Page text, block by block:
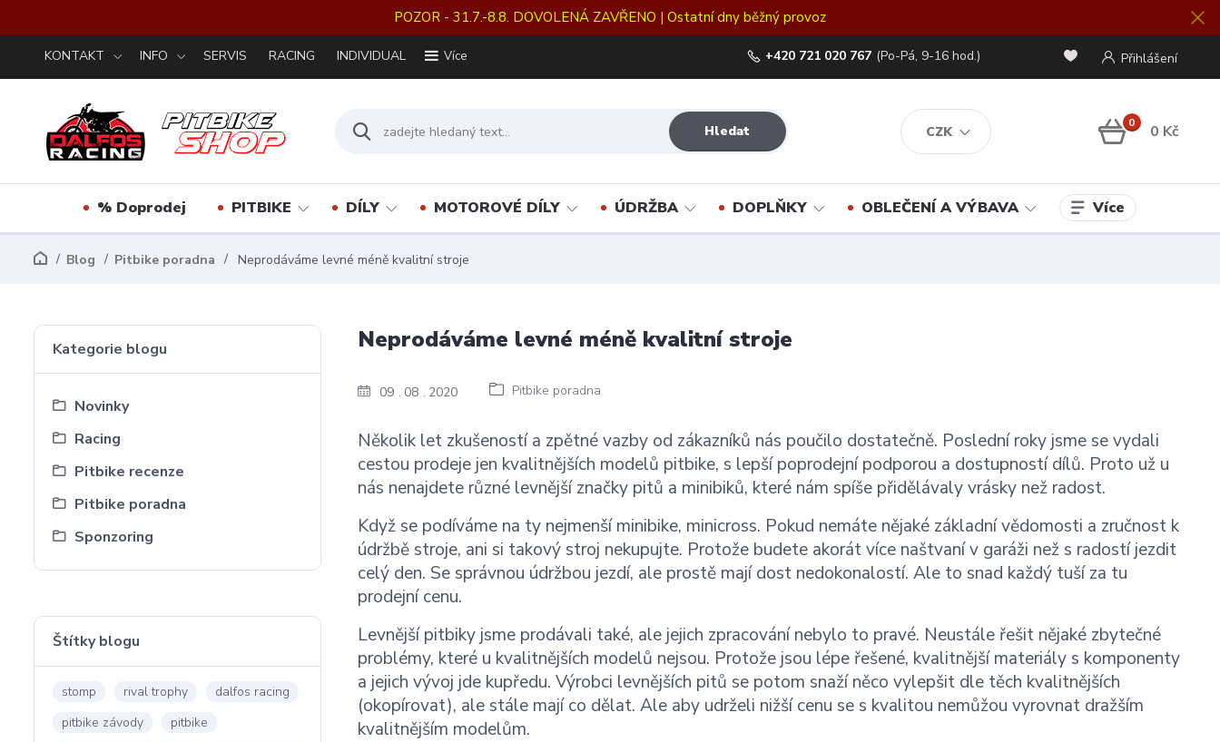
POZOR - 31.7.-8.8. DOVOLENÁ ZAVŘENO | Ostatní dny běžný provoz
KONTAKT INFO SERVIS RACING INDIVIDUAL Více
CZK
Přihlášení
Hledat
+420 721 020 767 (Po-Pá, 9-16 hod.)
0 0 Kč
% Doprodej PITBIKE DÍLY MOTOROVÉ DÍLY ÚDRŽBA DOPLŇKY OBLEČENÍ A VÝBAVA Více
Blog Pitbike poradna Neprodáváme levné méně kvalitní stroje
Kategorie blogu
Novinky
Racing
Pitbike recenze
Pitbike poradna
Sponzoring
Štítky blogu
stomp rival trophy
dalfos racing
pitbike závody
pitbike
09 08 2020 Pitbike poradna
Neprodáváme levné méně kvalitní stroje
Několik let zkušeností a zpětné vazby od zákazníků nás poučilo dostatečně. Poslední roky jsme se vydali
cestou prodeje jen kvalitnějších modelů pitbike, s lepší poprodejní podporou a dostupností dílů. Proto už u
nás nenajdete různé levnější značky pitů a minibiků, které nám spíše přidělávaly vrásky než radost.
Když se podíváme na ty nejmenší minibike, minicross. Pokud nemáte nějaké základní vědomosti a zručnost k
údržbě stroje, ani si takový stroj nekupujte. Protože budete akorát více naštvaní v garáži než s radostí jezdit
celý den. Se správnou údržbou jezdí, ale prostě mají dost nedokonalostí. Ale to snad každý tuší za tu
prodejní cenu.
Levnější pitbiky jsme prodávali také, ale jejich zpracování nebylo to pravé. Neustále řešit nějaké zbytečné
problémy, které u kvalitnějších modelů nejsou. Protože jsou lépe řešené, kvalitnější materiály s komponenty
a jejich vývoj jde kupředu. Výrobci levnějších pitů se potom snaží něco vylepšit dle těch kvalitnějších
(okopírovat), ale stále mají co dělat. Ale aby udrželi nižší cenu se s kvalitou nemůžou vyrovnat dražším
kvalitnějším modelům.